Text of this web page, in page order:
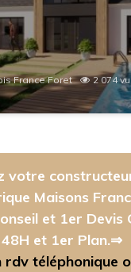
France Foret 2 074
votre
Maisons
et 1er Devis
48H et 1er Plan.⇒
rdv téléphonique